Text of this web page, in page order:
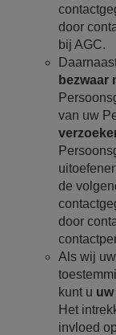
door
bij AGC.
bezwaar
van uw
de
door
Als wij
kunt u
Het
invloed